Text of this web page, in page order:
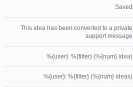
Saved
This idea has been converted to a private
support message
%{user}: %{filter} (%{num} idea)
%{user}: %{filter} (%{num} ideas)